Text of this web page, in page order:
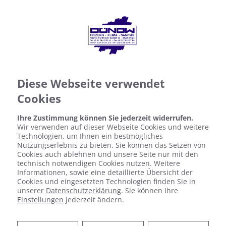
Diese Webseite verwendet
Cookies
Ihre Zustimmung können Sie jederzeit widerrufen.
Wir verwenden auf dieser Webseite Cookies und weitere
Technologien, um Ihnen ein bestmögliches
Nutzungserlebnis zu bieten. Sie können das Setzen von
Cookies auch ablehnen und unsere Seite nur mit den
technisch notwendigen Cookies nutzen. Weitere
Informationen, sowie eine detaillierte Übersicht der
Cookies und eingesetzten Technologien finden Sie in
unserer Datenschutzerklärung. Sie können Ihre
Einstellungen jederzeit ändern.